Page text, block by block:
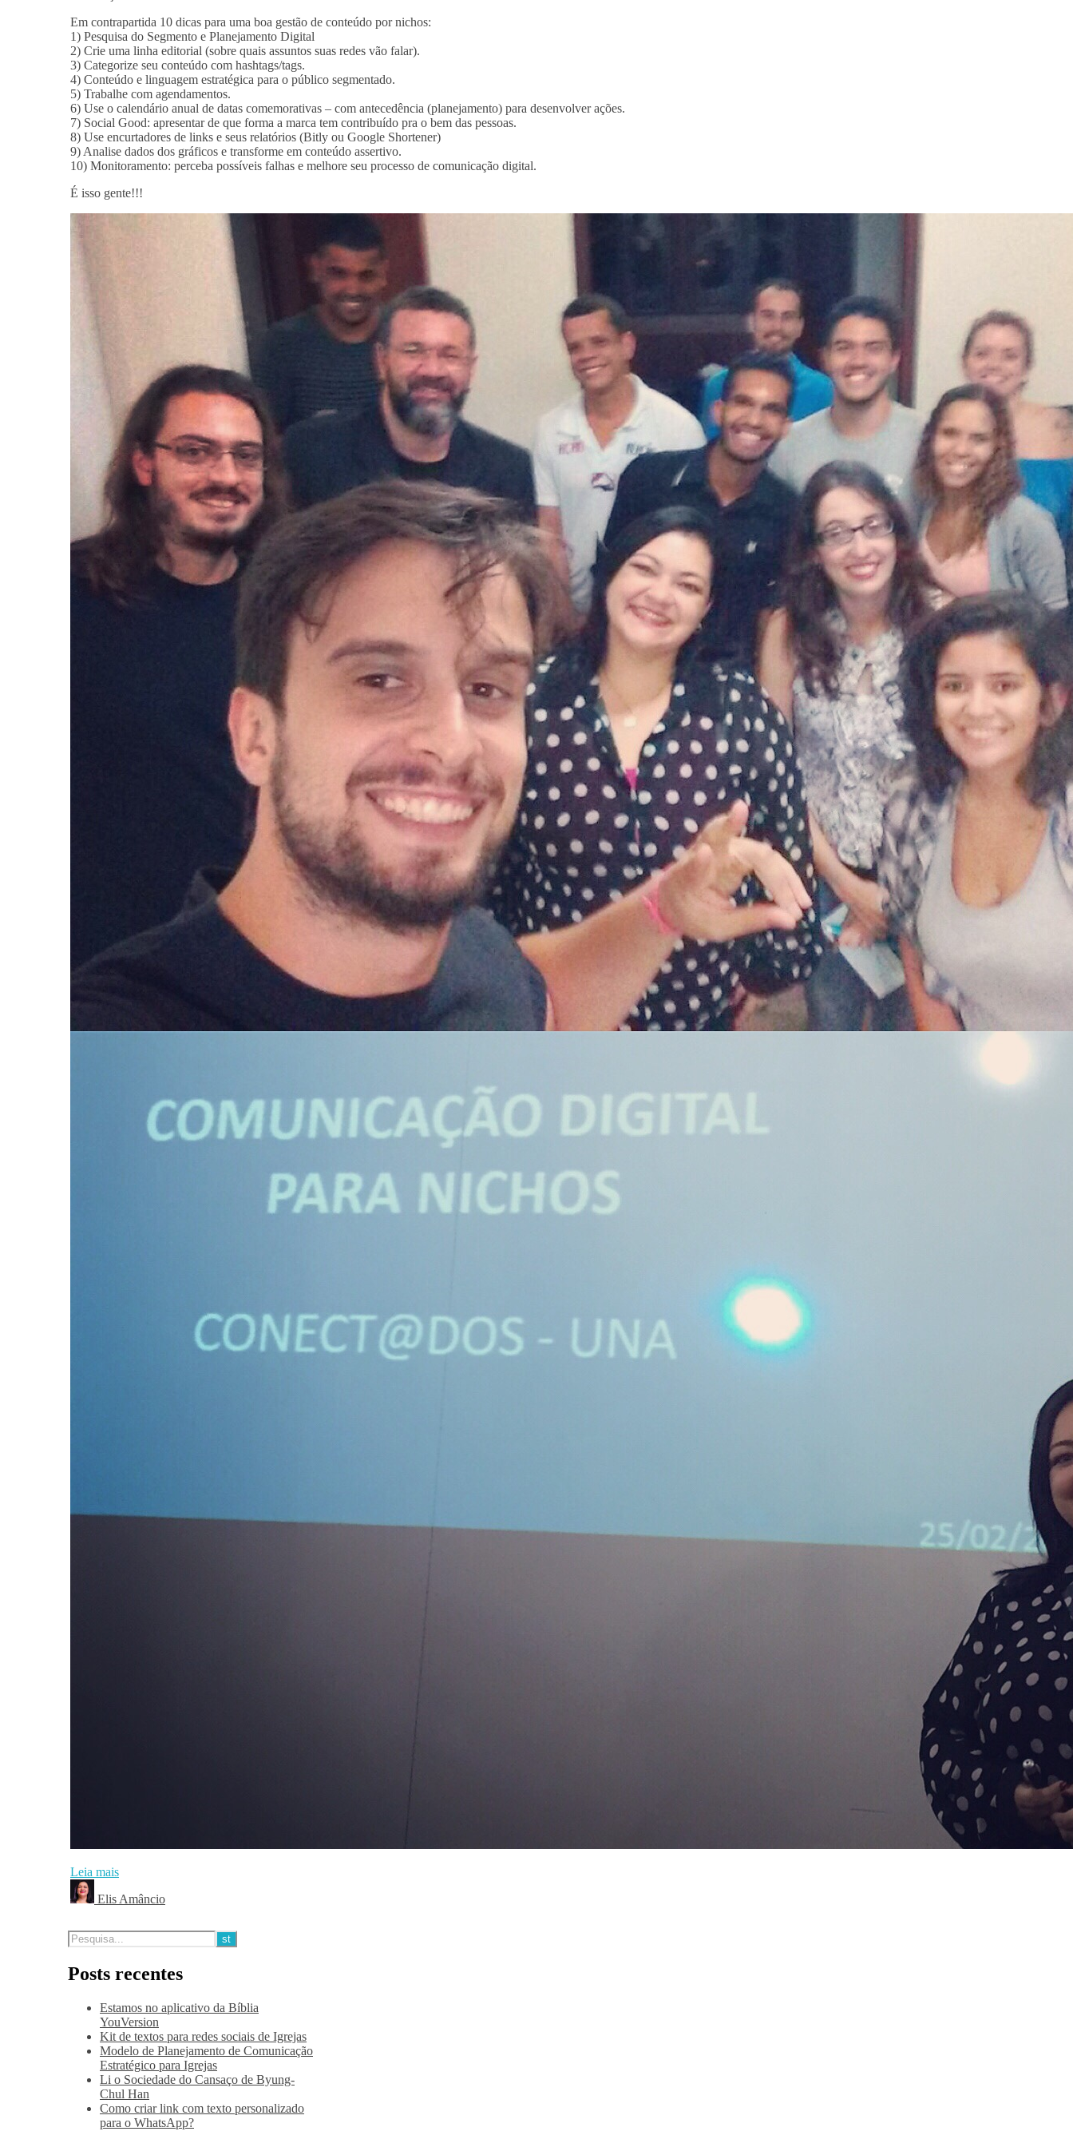
Em contrapartida 10 dicas para uma boa gestão de conteúdo por nichos:
1) Pesquisa do Segmento e Planejamento Digital
2) Crie uma linha editorial (sobre quais assuntos suas redes vão falar).
3) Categorize seu conteúdo com hashtags/tags.
4) Conteúdo e linguagem estratégica para o público segmentado.
5) Trabalhe com agendamentos.
6) Use o calendário anual de datas comemorativas – com antecedência (planejamento) para desenvolver ações.
7) Social Good: apresentar de que forma a marca tem contribuído pra o bem das pessoas.
8) Use encurtadores de links e seus relatórios (Bitly ou Google Shortener)
9) Analise dados dos gráficos e transforme em conteúdo assertivo.
10) Monitoramento: perceba possíveis falhas e melhore seu processo de comunicação digital.
É isso gente!!!
Leia mais
Elis Amâncio
Posts recentes
Estamos no aplicativo da Bíblia
YouVersion
Kit de textos para redes sociais de Igrejas
Modelo de Planejamento de Comunicação
Estratégico para Igrejas
Li o Sociedade do Cansaço de Byung-
Chul Han
Como criar link com texto personalizado
para o WhatsApp?